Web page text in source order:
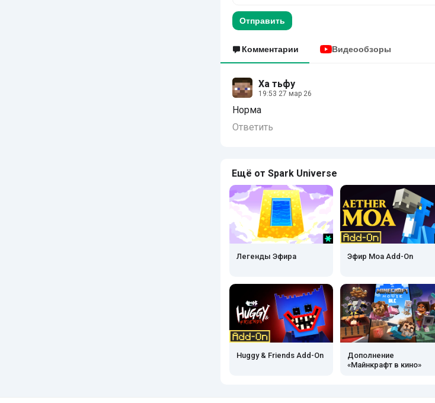
Отправить
Комментарии Видеообзоры
Ха тьфу
19:53 27 мар 26
Норма
Ответить
Ещё от Spark Universe
Легенды Эфира Эфир Моа Add-On
Huggy & Friends Add-On
Дополнение
«Майнкрафт в кино»